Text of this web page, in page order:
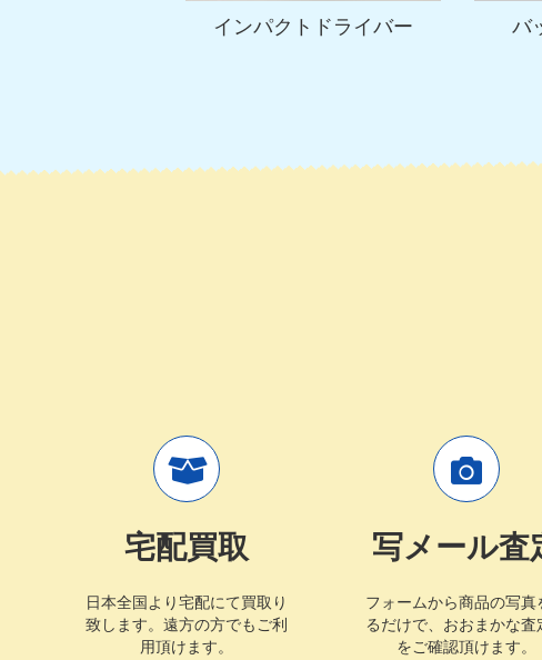
インパクトドライバー バ
宅配買取
日本全国より宅配にて買取り
致します。遠方の方でもご利
用頂けます。
写メール査
フォームから商品の写真
るだけで、おおまかな査
をご確認頂けます。